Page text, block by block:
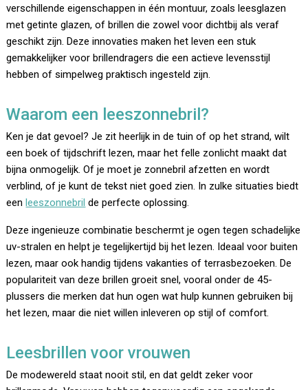
verschillende eigenschappen in één montuur, zoals leesglazen
met getinte glazen, of brillen die zowel voor dichtbij als veraf
geschikt zijn. Deze innovaties maken het leven een stuk
gemakkelijker voor brillendragers die een actieve levensstijl
hebben of simpelweg praktisch ingesteld zijn.
Waarom een leeszonnebril?
Ken je dat gevoel? Je zit heerlijk in de tuin of op het strand, wilt
een boek of tijdschrift lezen, maar het felle zonlicht maakt dat
bijna onmogelijk. Of je moet je zonnebril afzetten en wordt
verblind, of je kunt de tekst niet goed zien. In zulke situaties biedt
eenleeszonnebril de perfecte oplossing.
Deze ingenieuze combinatie beschermt je ogen tegen schadelijke
uv-stralen en helpt je tegelijkertijd bij het lezen. Ideaal voor buiten
lezen, maar ook handig tijdens vakanties of terrasbezoeken. De
populariteit van deze brillen groeit snel, vooral onder de 45-
plussers die merken dat hun ogen wat hulp kunnen gebruiken bij
het lezen, maar die niet willen inleveren op stijl of comfort.
Leesbrillen voor vrouwen
De modewereld staat nooit stil, en dat geldt zeker voor